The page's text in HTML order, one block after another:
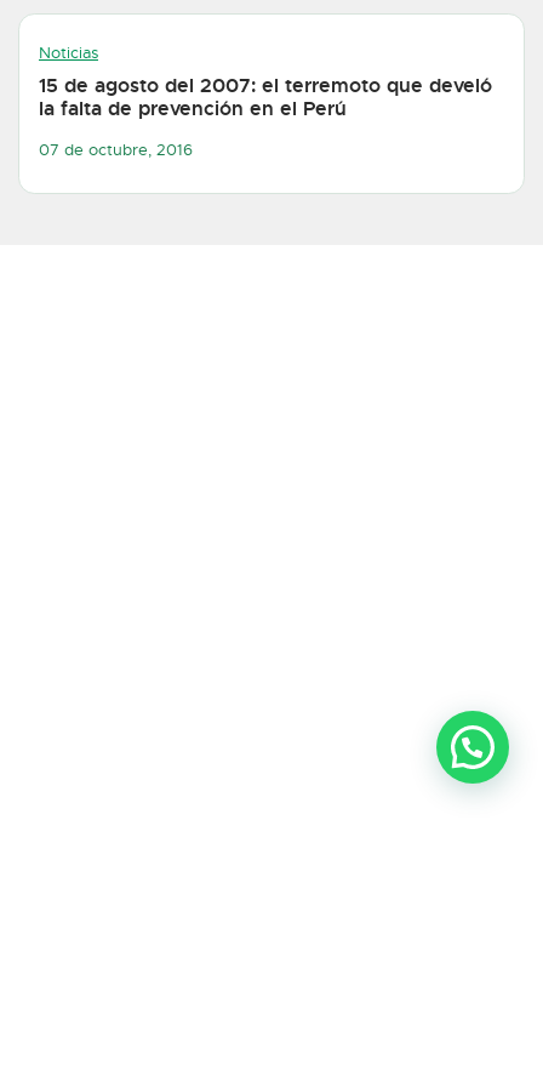
Noticias
15 de agosto del 2007: el terremoto que develó
la falta de prevención en el Perú
07 de octubre, 2016